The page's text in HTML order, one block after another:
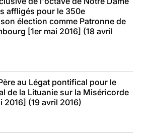
affligés pour le 350e
élection comme Patronne de
[1er mai 2016] (18 avril
au Légat pontifical pour le
de la Lituanie sur la Miséricorde
(19 avril 2016)